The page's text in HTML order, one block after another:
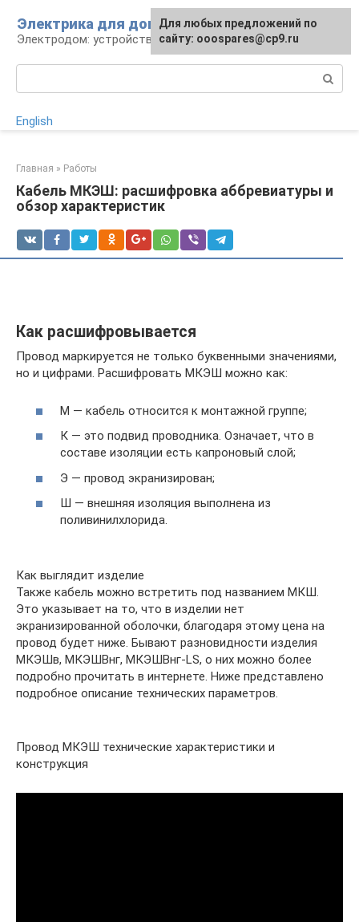
контенту
Электрика для дома
Электродом: устройства, кабели, ремонт
English
Главная » Работы
Кабель МКЭШ: расшифровка аббревиатуры и
обзор характеристик
Как расшифровывается
Провод маркируется не только буквенными значениями,
но и цифрами. Расшифровать МКЭШ можно как:
М — кабель относится к монтажной группе;
К — это подвид проводника. Означает, что в
составе изоляции есть капроновый слой;
Э — провод экранизирован;
Ш — внешняя изоляция выполнена из
поливинилхлорида.
Как выглядит изделие
Также кабель можно встретить под названием МКШ.
Это указывает на то, что в изделии нет
экранизированной оболочки, благодаря этому цена на
провод будет ниже. Бывают разновидности изделия
МКЭШв, МКЭШВнг, МКЭШВнг-LS, о них можно более
подробно прочитать в интернете. Ниже представлено
подробное описание технических параметров.
Провод МКЭШ технические характеристики и
конструкция
Для любых предложений по
сайту: ooospares@cp9.ru